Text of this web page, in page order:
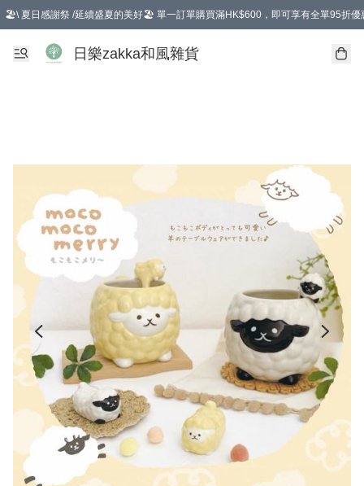
🏖️\ 夏日感謝祭 /延續盛夏的美好🏖️ 單一訂單購買滿HK$600，即可享有全單95折優
選擇GoGoX住宅/工商地址配送，單一訂單消費購物滿HK$680(折扣後），可享有
日樂zakka和風雜貨